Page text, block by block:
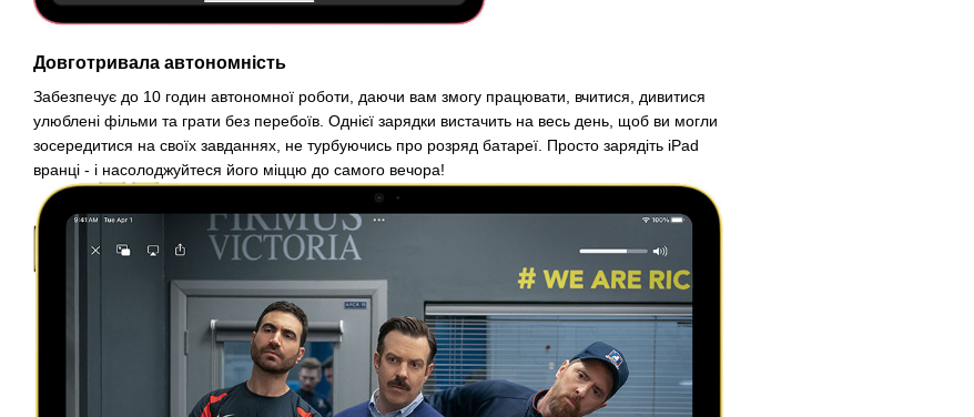
Довготривала автономність
Забезпечує до 10 годин автономної роботи, даючи вам змогу працювати, вчитися, дивитися
улюблені фільми та грати без перебоїв. Однієї зарядки вистачить на весь день, щоб ви могли
зосередитися на своїх завданнях, не турбуючись про розряд батареї. Просто зарядіть iPad
вранці - і насолоджуйтеся його міццю до самого вечора!